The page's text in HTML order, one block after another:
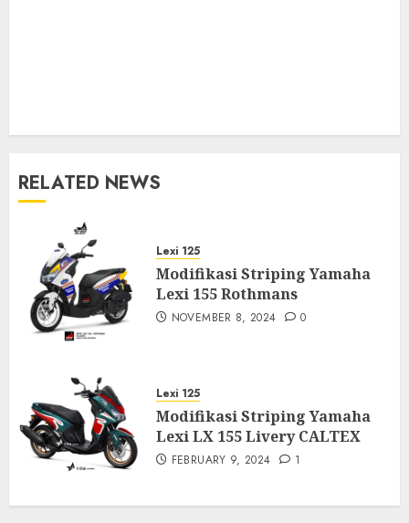
RELATED NEWS
Lexi 125
Modifikasi Striping Yamaha
Lexi 155 Rothmans
NOVEMBER 8, 2024 0
Lexi 125
Modifikasi Striping Yamaha
Lexi LX 155 Livery CALTEX
FEBRUARY 9, 2024 1